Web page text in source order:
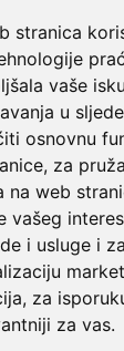
stranica
vaše
u
osnovnu
, za
na web
vašeg
i usluge i za
, za
za vas.
Business
Tatager